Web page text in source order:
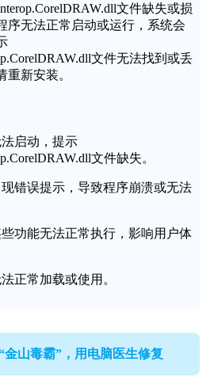
文件缺失或损
序无法正常启动或运行，系统会
文件无法找到或丢
重新安装。
启动，提示
文件缺失。
错误提示，导致程序崩溃或无法
功能无法正常执行，影响用户体
正常加载或使用。
金山毒霸”，用电脑医生修复